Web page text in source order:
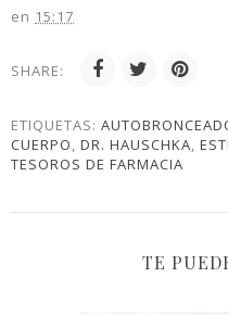
en 15:17
SHARE:
ETIQUETAS:
CUERPO, DR. HAUSCHKA,
TESOROS DE FARMACIA
TE